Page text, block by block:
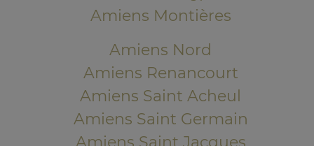
Amiens Montières
Amiens Nord
Amiens Renancourt
Amiens Saint Acheul
Amiens Saint Germain
Amiens Saint Jacques